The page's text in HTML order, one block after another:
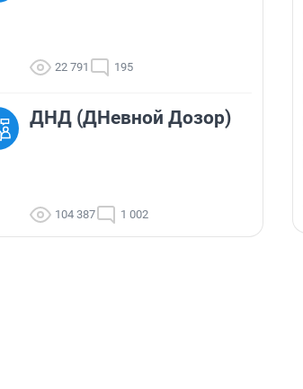
22 791 195
ДНД (ДНевной Дозор)
104 387 1 002